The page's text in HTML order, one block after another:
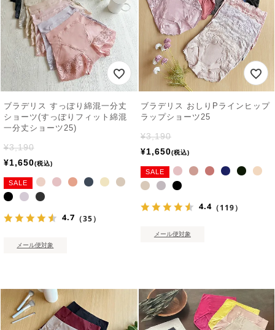
ブラデリス すっぽり綿混一分丈
ショーツ(すっぽりフィット綿混
一分丈ショーツ25)
¥3,190
¥1,650 税込
SALE
4.7 （35）
メール便対象
ブラデリス おしりPラインヒップ
ラップショーツ25
¥3,190
¥1,650 税込
SALE
4.4 （119）
メール便対象